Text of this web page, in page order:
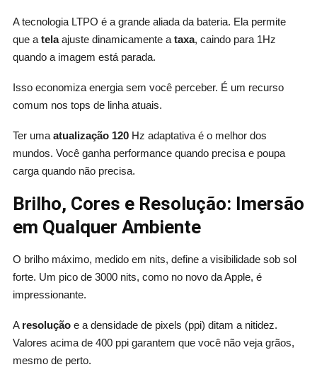
A tecnologia LTPO é a grande aliada da bateria. Ela permite
que a telaajuste dinamicamente a taxa, caindo para 1Hz
quando a imagem está parada.
Isso economiza energia sem você perceber. É um recurso
comum nos tops de linha atuais.
Ter uma atualização 120Hz adaptativa é o melhor dos
mundos. Você ganha performance quando precisa e poupa
carga quando não precisa.
Brilho, Cores e Resolução: Imersão
em Qualquer Ambiente
O brilho máximo, medido em nits, define a visibilidade sob sol
forte. Um pico de 3000 nits, como no novo da Apple, é
impressionante.
A resoluçãoe a densidade de pixels (ppi) ditam a nitidez.
Valores acima de 400 ppi garantem que você não veja grãos,
mesmo de perto.